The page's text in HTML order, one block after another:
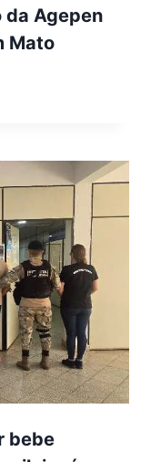
da Agepen
Mato
bebe